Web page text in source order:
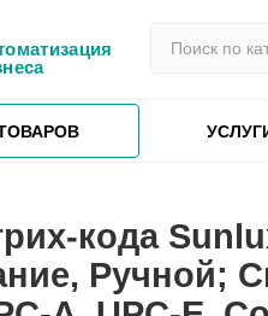
кода
Ручной;